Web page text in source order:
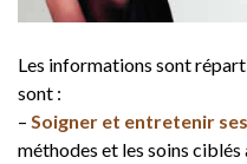
Les informations sont
sont :
– Soigner et entretenir
méthodes et les soins